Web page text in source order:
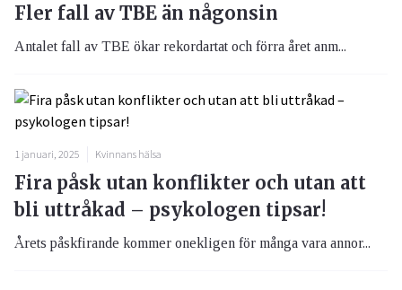
Fler fall av TBE än någonsin
Antalet fall av TBE ökar rekordartat och förra året anm...
1 januari, 2025 Kvinnans hälsa
Fira påsk utan konflikter och utan att
bli uttråkad – psykologen tipsar!
Årets påskfirande kommer onekligen för många vara annor...